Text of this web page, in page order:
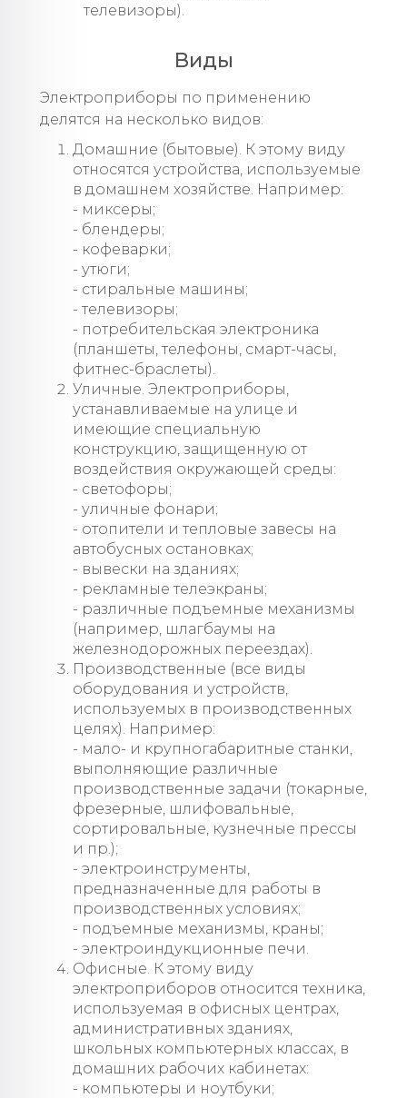
телевизоры).
Виды
Электроприборы по применению
делятся на несколько видов:
Домашние (бытовые). К этому виду
относятся устройства, используемые
в домашнем хозяйстве. Например:
- миксеры;
- блендеры;
- кофеварки;
- утюги;
- стиральные машины;
- телевизоры;
- потребительская электроника
(планшеты, телефоны, смарт-часы,
фитнес-браслеты).
Уличные. Электроприборы,
устанавливаемые на улице и
имеющие специальную
конструкцию, защищенную от
воздействия окружающей среды:
- светофоры;
- уличные фонари;
- отопители и тепловые завесы на
автобусных остановках;
- вывески на зданиях;
- рекламные телеэкраны;
- различные подъемные механизмы
(например, шлагбаумы на
железнодорожных переездах).
Производственные (все виды
оборудования и устройств,
используемых в производственных
целях). Например:
- мало- и крупногабаритные станки,
выполняющие различные
производственные задачи (токарные,
фрезерные, шлифовальные,
сортировальные, кузнечные прессы
и пр.);
- электроинструменты,
предназначенные для работы в
производственных условиях;
- подъемные механизмы, краны;
- электроиндукционные печи.
Офисные. К этому виду
электроприборов относится техника,
используемая в офисных центрах,
административных зданиях,
школьных компьютерных классах, в
домашних рабочих кабинетах:
- компьютеры и ноутбуки;